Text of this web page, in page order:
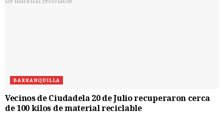
BARRANQUILLA
Vecinos de Ciudadela 20 de Julio recuperaron cerca
de 100 kilos de material reciclable